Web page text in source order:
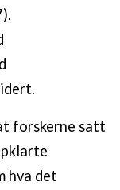
forskerne satt
hva det